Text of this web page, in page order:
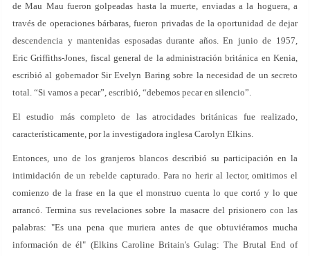
de Mau Mau fueron golpeadas hasta la muerte, enviadas a la hoguera, a
través de operaciones bárbaras, fueron privadas de la oportunidad de dejar
descendencia y mantenidas esposadas durante años. En junio de 1957,
Eric Griffiths-Jones, fiscal general de la administración británica en Kenia,
escribió al gobernador Sir Evelyn Baring sobre la necesidad de un secreto
total. “Si vamos a pecar”, escribió, “debemos pecar en silencio”.
El estudio más completo de las atrocidades británicas fue realizado,
característicamente, por la investigadora inglesa Carolyn Elkins.
Entonces, uno de los granjeros blancos describió su participación en la
intimidación de un rebelde capturado. Para no herir al lector, omitimos el
comienzo de la frase en la que el monstruo cuenta lo que cortó y lo que
arrancó. Termina sus revelaciones sobre la masacre del prisionero con las
palabras: "Es una pena que muriera antes de que obtuviéramos mucha
información de él" (Elkins Caroline Britain's Gulag: The Brutal End of